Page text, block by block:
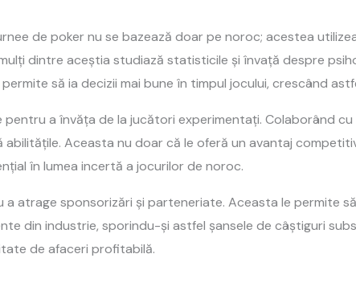
de poker nu se bazează doar pe noroc; acestea
dintre aceștia studiază statisticile și învață despre
să ia decizii mai bune în timpul jocului, crescând
a învăța de la jucători experimentați. Colaborând
Aceasta nu doar că le oferă un avantaj
în lumea incertă a jocurilor de noroc.
atrage sponsorizări și parteneriate. Aceasta le permite
din industrie, sporindu-și astfel șansele de câștiguri
de afaceri profitabilă.